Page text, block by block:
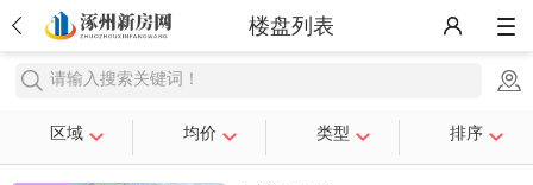
楼盘列表
请输入搜索关键词！
区域 均价 类型 排序